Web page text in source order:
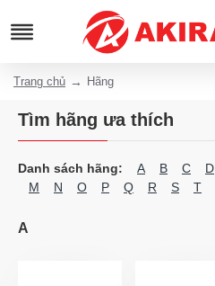
Trang chủ Hãng
Tìm hãng ưa thích
Danh sách hãng: A B C D
M
N O P Q R S T
A